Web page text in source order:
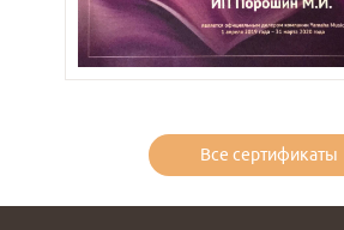
Все сертификаты